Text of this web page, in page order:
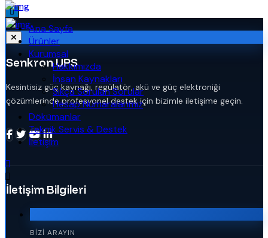
Senkron UPS
Kesintisiz güç kaynağı, regülatör, akü ve güç elektroniği
çözümlerinde profesyonel destek için bizimle iletişime geçin.
İletişim Bilgileri
BIZI ARAYIN
Ana Sayfa
Ürünler
Kurumsal
Hakkımızda
İnsan Kaynakları
Sıkça Sorulan Sorular
Hesap Numaralarımız
Dökümanlar
Teknik Servis & Destek
İletişim